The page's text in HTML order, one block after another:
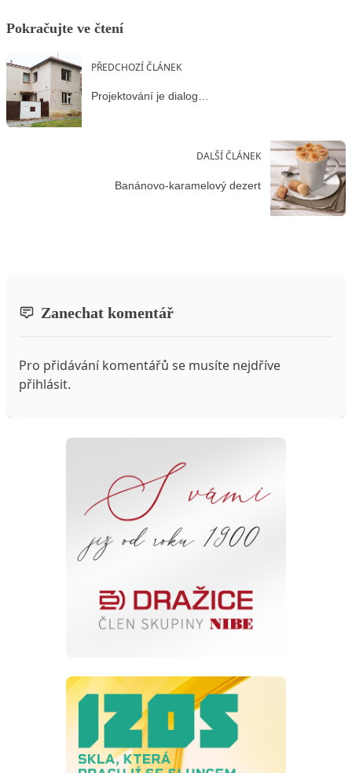
Pokračujte ve čtení
PŘEDCHOZÍ ČLÁNEK
Projektování je dialog…
DALŠÍ ČLÁNEK
Banánovo-karamelový dezert
Zanechat komentář
Pro přidávání komentářů se musíte nejdříve
přihlásit.